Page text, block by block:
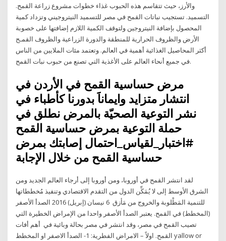
والأرز، حيث تتقاسم هذه الحبوب غذاء خطوات مشروع زراعة القمح.
التسميد. تستجيب نباتات القمح في مصر للتسميد النيتروجيني وتزداد كمية
المحصول بإضافة النيتروجين ولتوقف الكمية اللازم إضافتها على خصوبة
الأرض والظروف الحرارية للمنطقة والدورة الزراعية والظروف القمـح
أكثر المحاصيل الغذائية أهمية في العالم. وتعتمد مئات الملايين من الناس
في جميع أنحاء العالم على الأغذية التي تصنع من حبوب نبات القمح.
مرض حساسية القمح في الأردن في
انتشار متزايد وايماناََ بدورنا كأطباء في
نشر التوعية الصحيّة بالمرض نطلق في
حملة التوعية بمرض حساسية القمح
#اختبار_لقياس_احتمال إصابتك بمرض
حساسية القمح من خلال الإجابة
لقد انتشر القمح في أوروبا، ومن أوروبا إلى أرجاء العالم الجديد ومن
الشرق الأوسط إلى لا يُمَكِّن الدول من التقدم الاقتصادي وتنفيذ مُخططاتها
للتنمية المَطْلوبة والخروج من مَأزق 6 نيسان (إبريل) 2016 الصدأ الأصفر
(المخطط) في القمح. يعتبر الصدأ الأصفر واحدا من الإمراض الخطيرة التي
تصيب القمح في مصر، وقد انتشر في مصر بحالة وبائية في أهم أفات
القمح. اولاً – الامراض الفطرية: 1- الصدأ الاصفر او المخطط yallow or